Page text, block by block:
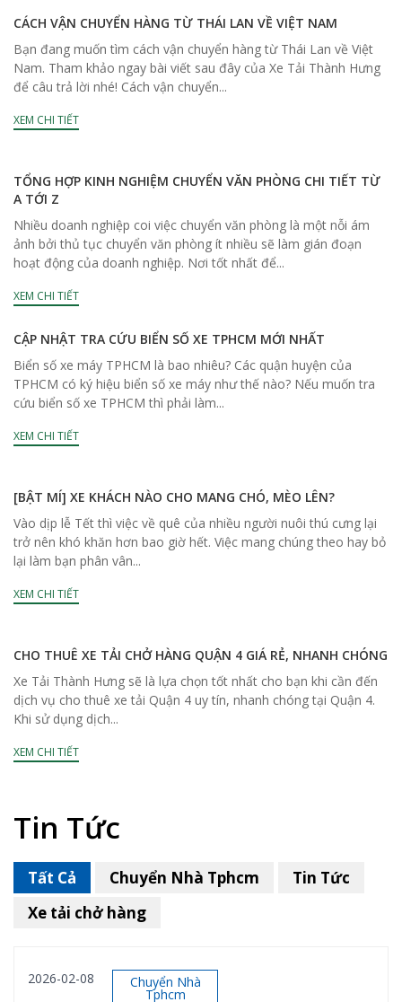
CÁCH VẬN CHUYỂN HÀNG TỪ THÁI LAN VỀ VIỆT NAM
Bạn đang muốn tìm cách vận chuyển hàng từ Thái Lan về Việt
Nam. Tham khảo ngay bài viết sau đây của Xe Tải Thành Hưng
để câu trả lời nhé! Cách vận chuyển...
XEM CHI TIẾT
TỔNG HỢP KINH NGHIỆM CHUYỂN VĂN PHÒNG CHI TIẾT TỪ
A TỚI Z
Nhiều doanh nghiệp coi việc chuyển văn phòng là một nỗi ám
ảnh bởi thủ tục chuyển văn phòng ít nhiều sẽ làm gián đoạn
hoạt động của doanh nghiệp. Nơi tốt nhất để...
XEM CHI TIẾT
CẬP NHẬT TRA CỨU BIỂN SỐ XE TPHCM MỚI NHẤT
Biển số xe máy TPHCM là bao nhiêu? Các quận huyện của
TPHCM có ký hiệu biển số xe máy như thế nào? Nếu muốn tra
cứu biển số xe TPHCM thì phải làm...
XEM CHI TIẾT
[BẬT MÍ] XE KHÁCH NÀO CHO MANG CHÓ, MÈO LÊN?
Vào dịp lễ Tết thì việc về quê của nhiều người nuôi thú cưng lại
trở nên khó khăn hơn bao giờ hết. Việc mang chúng theo hay bỏ
lại làm bạn phân vân...
XEM CHI TIẾT
CHO THUÊ XE TẢI CHỞ HÀNG QUẬN 4 GIÁ RẺ, NHANH CHÓNG
Xe Tải Thành Hưng sẽ là lựa chọn tốt nhất cho bạn khi cần đến
dịch vụ cho thuê xe tải Quận 4 uy tín, nhanh chóng tại Quận 4.
Khi sử dụng dịch...
XEM CHI TIẾT
Tin Tức
Tất Cả
2026-02-08 Chuyển Nhà
Tphcm
Chuyển Nhà Tphcm
Tin Tức
Xe tải chở hàng